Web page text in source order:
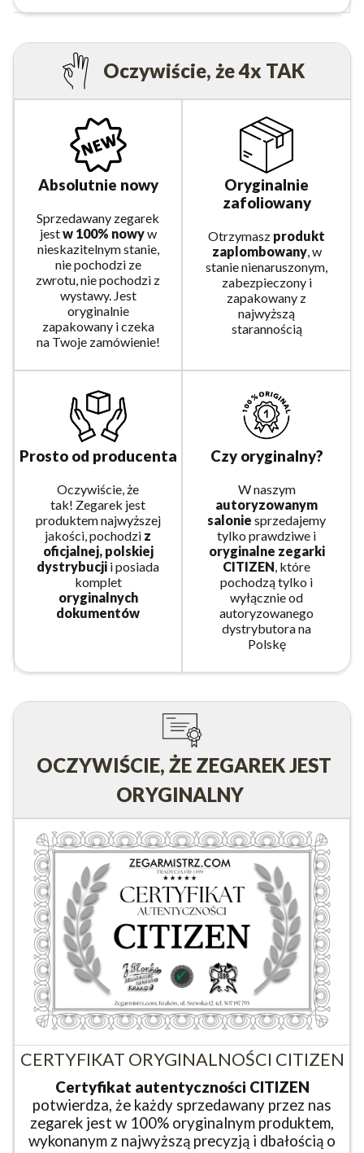
Oczywiście, że 4x TAK
Absolutnie nowy
Sprzedawany zegarek
jestw 100% nowyw
nieskazitelnym stanie,
nie pochodzi ze
zwrotu, nie pochodzi z
wystawy. Jest
oryginalnie
zapakowany i czeka
na Twoje zamówienie!
Oryginalnie
zafoliowany
Otrzymasz produkt
zaplombowany, w
stanie nienaruszonym,
zabezpieczony i
zapakowany z
najwyższą
starannością
Prosto od producenta
Oczywiście, że
tak! Zegarek jest
produktem najwyższej
jakości, pochodzi z
oficjalnej, polskiej
dystrybucji i posiada
komplet
oryginalnych
dokumentów
Czy oryginalny?
W naszym
autoryzowanym
salonie sprzedajemy
tylko prawdziwe i
oryginalne zegarki
CITIZEN, które
pochodzą tylko i
wyłącznie od
autoryzowanego
dystrybutora na
Polskę
OCZYWIŚCIE, ŻE ZEGAREK JEST
ORYGINALNY
CERTYFIKAT ORYGINALNOŚCI CITIZEN
Certyfikat autentyczności CITIZEN
potwierdza, że każdy sprzedawany przez nas
zegarek jest w 100% oryginalnym produktem,
wykonanym z najwyższą precyzją i dbałością o